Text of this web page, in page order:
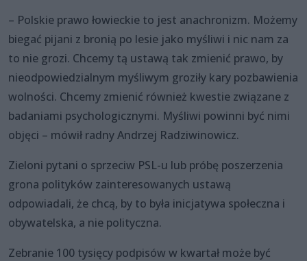
– Polskie prawo łowieckie to jest anachronizm. Możemy
biegać pijani z bronią po lesie jako myśliwi i nic nam za
to nie grozi. Chcemy tą ustawą tak zmienić prawo, by
nieodpowiedzialnym myśliwym groziły kary pozbawienia
wolności. Chcemy zmienić również kwestie związane z
badaniami psychologicznymi. Myśliwi powinni być nimi
objęci – mówił radny Andrzej Radziwinowicz.
Zieloni pytani o sprzeciw PSL-u lub próbę poszerzenia
grona polityków zainteresowanych ustawą
odpowiadali, że chcą, by to była inicjatywa społeczna i
obywatelska, a nie polityczna.
Zebranie 100 tysięcy podpisów w kwartał może być